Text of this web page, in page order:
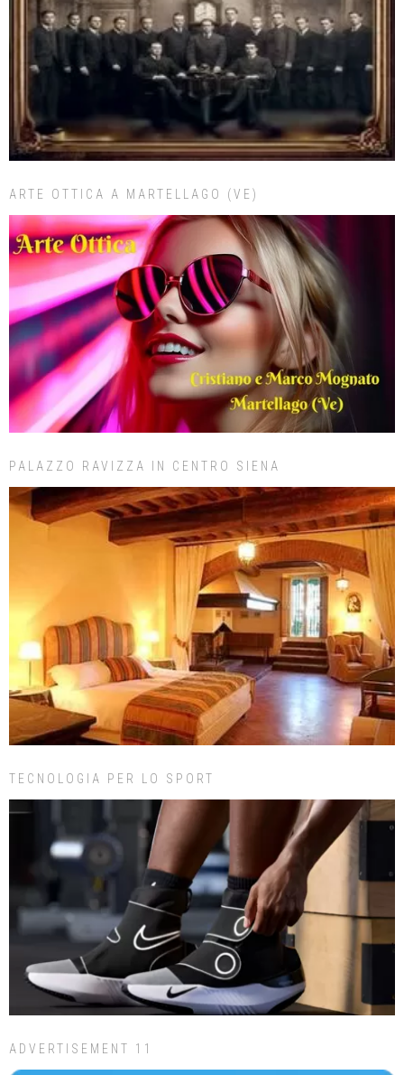
ARTE OTTICA A MARTELLAGO (VE)
PALAZZO RAVIZZA IN CENTRO SIENA
TECNOLOGIA PER LO SPORT
ADVERTISEMENT 11